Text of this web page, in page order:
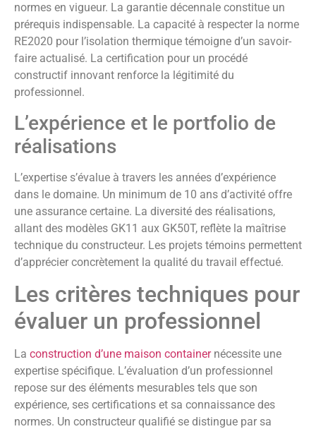
normes en vigueur. La garantie décennale constitue un
prérequis indispensable. La capacité à respecter la norme
RE2020 pour l’isolation thermique témoigne d’un savoir-
faire actualisé. La certification pour un procédé
constructif innovant renforce la légitimité du
professionnel.
L’expérience et le portfolio de
réalisations
L’expertise s’évalue à travers les années d’expérience
dans le domaine. Un minimum de 10 ans d’activité offre
une assurance certaine. La diversité des réalisations,
allant des modèles GK11 aux GK50T, reflète la maîtrise
technique du constructeur. Les projets témoins permettent
d’apprécier concrètement la qualité du travail effectué.
Les critères techniques pour
évaluer un professionnel
La construction d’une maison containernécessite une
expertise spécifique. L’évaluation d’un professionnel
repose sur des éléments mesurables tels que son
expérience, ses certifications et sa connaissance des
normes. Un constructeur qualifié se distingue par sa